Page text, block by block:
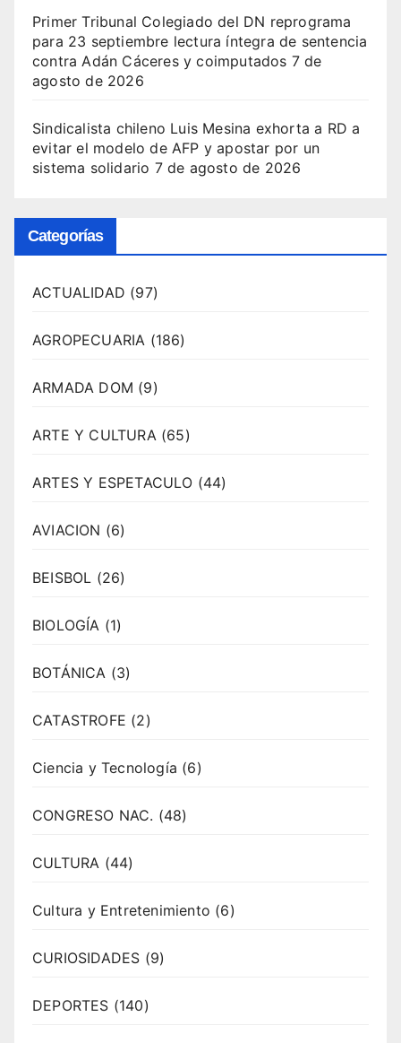
Primer Tribunal Colegiado del DN reprograma
para 23 septiembre lectura íntegra de sentencia
contra Adán Cáceres y coimputados 7 de
agosto de 2026
Sindicalista chileno Luis Mesina exhorta a RD a
evitar el modelo de AFP y apostar por un
sistema solidario 7 de agosto de 2026
Categorías
ACTUALIDAD (97)
AGROPECUARIA (186)
ARMADA DOM (9)
ARTE Y CULTURA(65)
ARTES Y ESPETACULO (44)
AVIACION (6)
BEISBOL (26)
BIOLOGÍA (1)
BOTÁNICA (3)
CATASTROFE (2)
Ciencia y Tecnología (6)
CONGRESO NAC. (48)
CULTURA (44)
Cultura y Entretenimiento (6)
CURIOSIDADES (9)
DEPORTES (140)